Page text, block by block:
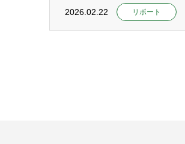
2026.02.22 リポート